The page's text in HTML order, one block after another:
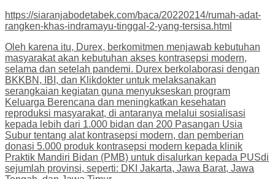
https://siaranjabodetabek.com/baca/20220214/rumah-adat-
rangken-khas-indramayu-tinggal-2-yang-tersisa.html
Oleh karena itu, Durex, berkomitmen menjawab kebutuhan
masyarakat akan kebutuhan akses kontrasepsi modern,
selama dan setelah pandemi. Durex berkolaborasi dengan
BKKBN, IBI, dan Klikdokter untuk melaksanakan
serangkaian kegiatan guna menyukseskan program
Keluarga Berencana dan meningkatkan kesehatan
reproduksi masyarakat, di antaranya melalui sosialisasi
kepada lebih dari 1.000 bidan dan 200 Pasangan Usia
Subur tentang alat kontrasepsi modern, dan pemberian
donasi 5.000 produk kontrasepsi modern kepada klinik
Praktik Mandiri Bidan (PMB) untuk disalurkan kepada PUSdi
sejumlah provinsi, seperti: DKI Jakarta, Jawa Barat, Jawa